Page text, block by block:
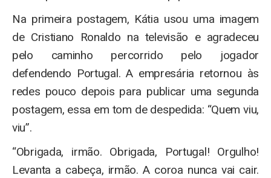
Na primeira postagem, Kátia usou uma imagem
de Cristiano Ronaldo na televisão e agradeceu
pelo caminho percorrido pelo jogador
defendendo Portugal. A empresária retornou às
redes pouco depois para publicar uma segunda
postagem, essa em tom de despedida: “Quem viu,
viu”.
“Obrigada, irmão. Obrigada, Portugal! Orgulho!
Levanta a cabeça, irmão. A coroa nunca vai cair.